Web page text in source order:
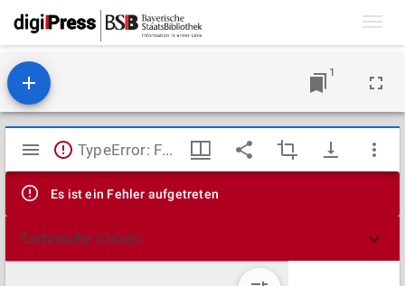
1
Mirador
Viewer
TypeError: Failed to fetch
Es ist ein Fehler aufgetreten
Technische Details